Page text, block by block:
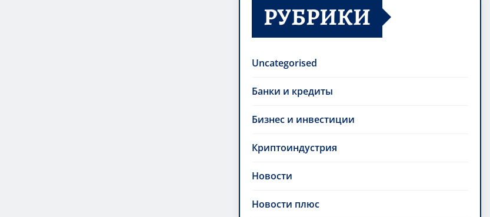
РУБРИКИ
Uncategorised
Банки и кредиты
Бизнес и инвестиции
Криптоиндустрия
Новости
Новости плюс